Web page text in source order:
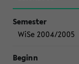
WiSe 2004/2005